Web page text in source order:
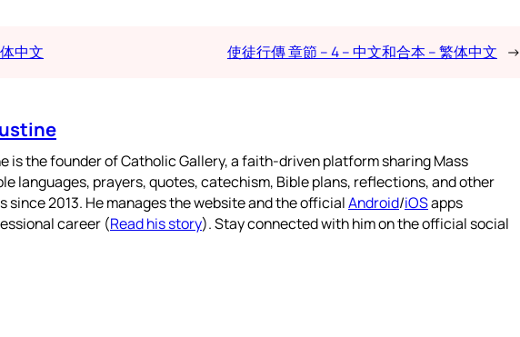
中文 使徒行傳 章節 – 4 – 中文和合本 – 繁体中文 →
is the founder of Catholic Gallery, a faith-driven platform sharing Mass
languages, prayers, quotes, catechism, Bible plans, reflections, and other
since 2013. He manages the website and the officialAndroid/iOSapps
career (Read his story). Stay connected with him on the official social